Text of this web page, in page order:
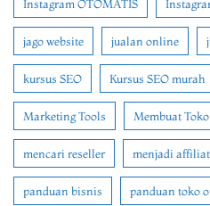
Instagram OTOMATIS
jago website jualan online
kursus SEO Kursus SEO murah
Marketing Tools Membuat
mencari reseller menjadi
panduan bisnis panduan toko